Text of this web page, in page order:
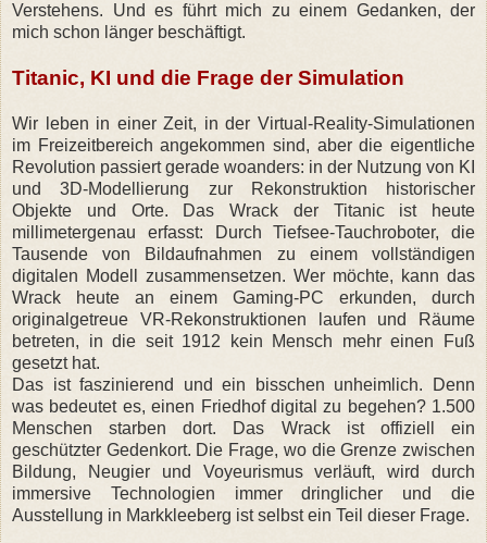
Verstehens. Und es führt mich zu einem Gedanken, der
mich schon länger beschäftigt.
Titanic, KI und die Frage der Simulation
Wir leben in einer Zeit, in der Virtual-Reality-Simulationen
im Freizeitbereich angekommen sind, aber die eigentliche
Revolution passiert gerade woanders: in der Nutzung von KI
und 3D-Modellierung zur Rekonstruktion historischer
Objekte und Orte. Das Wrack der Titanic ist heute
millimetergenau erfasst: Durch Tiefsee-Tauchroboter, die
Tausende von Bildaufnahmen zu einem vollständigen
digitalen Modell zusammensetzen. Wer möchte, kann das
Wrack heute an einem Gaming-PC erkunden, durch
originalgetreue VR-Rekonstruktionen laufen und Räume
betreten, in die seit 1912 kein Mensch mehr einen Fuß
gesetzt hat.
Das ist faszinierend und ein bisschen unheimlich. Denn
was bedeutet es, einen Friedhof digital zu begehen? 1.500
Menschen starben dort. Das Wrack ist offiziell ein
geschützter Gedenkort. Die Frage, wo die Grenze zwischen
Bildung, Neugier und Voyeurismus verläuft, wird durch
immersive Technologien immer dringlicher und die
Ausstellung in Markkleeberg ist selbst ein Teil dieser Frage.